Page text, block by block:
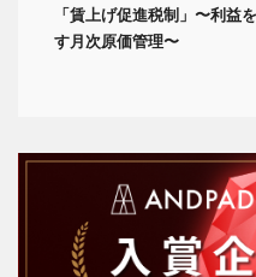
「賃上げ促進税制」〜利益
す月次原価管理〜